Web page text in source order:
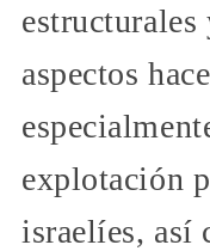
estructurales
aspectos
explotación
israelíes, así